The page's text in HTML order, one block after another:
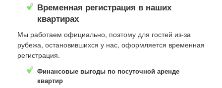
Временная регистрация в наших
квартирах
Мы работаем официально, поэтому для гостей из-за
рубежа, остановившихся у нас, оформляется временная
регистрация.
Финансовые выгоды по посуточной аренде
квартир